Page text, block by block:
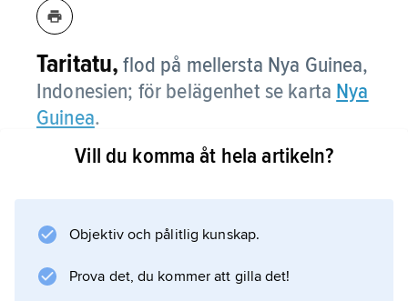
Taritatu, flod på mellersta Nya Guinea,
Indonesien; för belägenhet se karta Nya
Guinea.
Information om artikeln
Vill du komma åt hela artikeln?
Objektiv och pålitlig kunskap.
Prova det, du kommer att gilla det!